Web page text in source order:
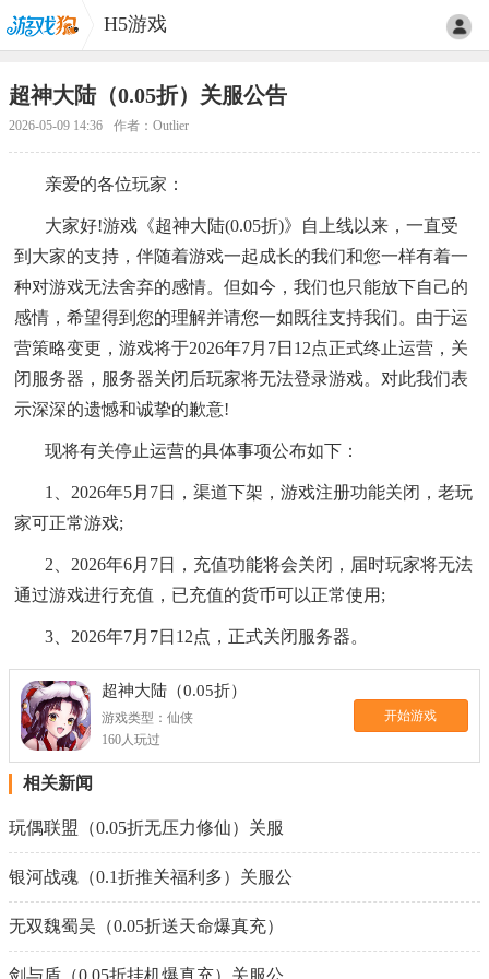
H5游戏
超神大陆（0.05折）关服公告
2026-05-09 14:36 作者：Outlier
亲爱的各位玩家：
大家好!游戏《超神大陆(0.05折)》自上线以来，一直受
到大家的支持，伴随着游戏一起成长的我们和您一样有着一
种对游戏无法舍弃的感情。但如今，我们也只能放下自己的
感情，希望得到您的理解并请您一如既往支持我们。由于运
营策略变更，游戏将于2026年7月7日12点正式终止运营，关
闭服务器，服务器关闭后玩家将无法登录游戏。对此我们表
示深深的遗憾和诚挚的歉意!
现将有关停止运营的具体事项公布如下：
1、2026年5月7日，渠道下架，游戏注册功能关闭，老玩
家可正常游戏;
2、2026年6月7日，充值功能将会关闭，届时玩家将无法
通过游戏进行充值，已充值的货币可以正常使用;
3、2026年7月7日12点，正式关闭服务器。
超神大陆（0.05折）
游戏类型：仙侠
160人玩过
开始游戏
相关新闻
玩偶联盟（0.05折无压力修仙）关服
银河战魂（0.1折推关福利多）关服公
无双魏蜀吴（0.05折送天命爆真充）
剑与盾（0.05折挂机爆真充）关服公